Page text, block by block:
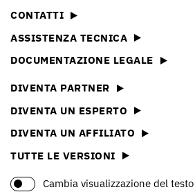
CONTATTI
ASSISTENZA TECNICA
DOCUMENTAZIONE LEGALE
DIVENTA PARTNER
DIVENTA UN ESPERTO
DIVENTA UN AFFILIATO
TUTTE LE VERSIONI
Cambia visualizzazione del testo